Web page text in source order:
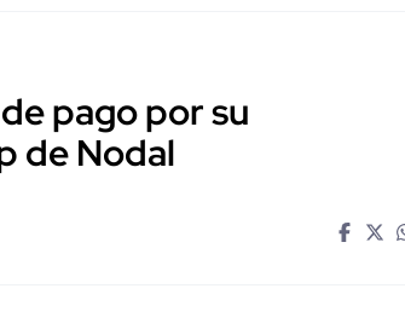
pago por su
de Nodal